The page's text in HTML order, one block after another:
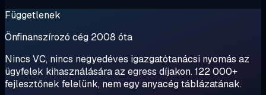
Függetlenek
Önfinanszírozó cég 2008 óta
Nincs VC, nincs negyedéves igazgatótanácsi nyomás az
ügyfelek kihasználására az egress díjakon. 122 000+
fejlesztőnek felelünk, nem egy anyacég táblázatának.